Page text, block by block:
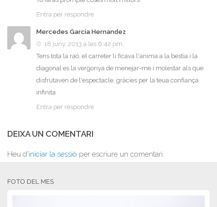
Entra per respondre
Mercedes Garcia Hernandez
18 juny, 2013 a les 6:42 pm
Tens tota la raó, el carreter li ficava l'anima a la bestia i la
diagonal es la vergonya de menejar-me i molestar als que
disfrutaven de l'espectacle, gràcies per la teua confiança
infinita
Entra per respondre
DEIXA UN COMENTARI
Heu d'iniciar la sessió per escriure un comentari.
FOTO DEL MES